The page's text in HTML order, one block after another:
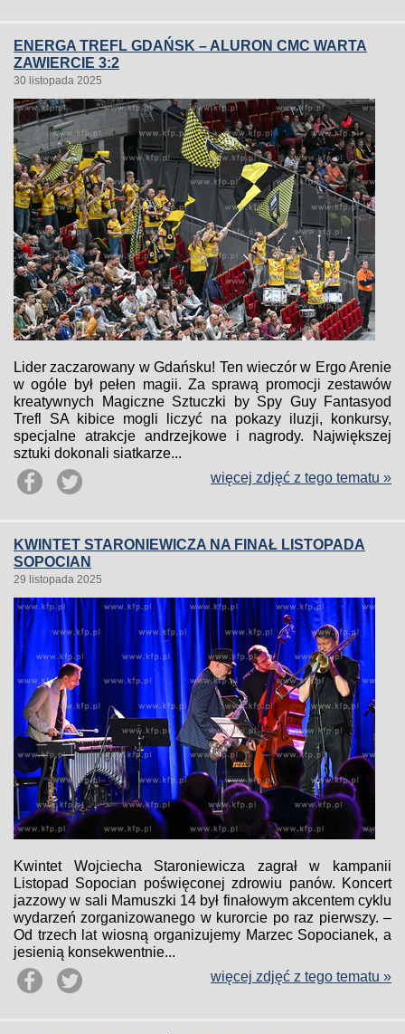
ENERGA TREFL GDAŃSK – ALURON CMC WARTA
ZAWIERCIE 3:2
30 listopada 2025
Lider zaczarowany w Gdańsku! Ten wieczór w Ergo Arenie
w ogóle był pełen magii. Za sprawą promocji zestawów
kreatywnych Magiczne Sztuczki by Spy Guy Fantasyod
Trefl SA kibice mogli liczyć na pokazy iluzji, konkursy,
specjalne atrakcje andrzejkowe i nagrody. Największej
sztuki dokonali siatkarze...
więcej zdjęć z tego tematu »
KWINTET STARONIEWICZA NA FINAŁ LISTOPADA
SOPOCIAN
29 listopada 2025
Kwintet Wojciecha Staroniewicza zagrał w kampanii
Listopad Sopocian poświęconej zdrowiu panów. Koncert
jazzowy w sali Mamuszki 14 był finałowym akcentem cyklu
wydarzeń zorganizowanego w kurorcie po raz pierwszy. –
Od trzech lat wiosną organizujemy Marzec Sopocianek, a
jesienią konsekwentnie...
więcej zdjęć z tego tematu »